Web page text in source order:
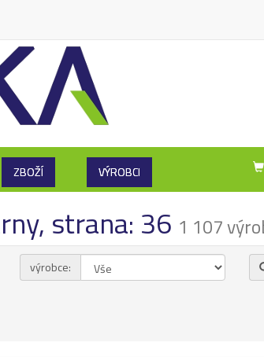
ZBOŽÍ VÝROBCI
strana: 36 1 107
výrobce: